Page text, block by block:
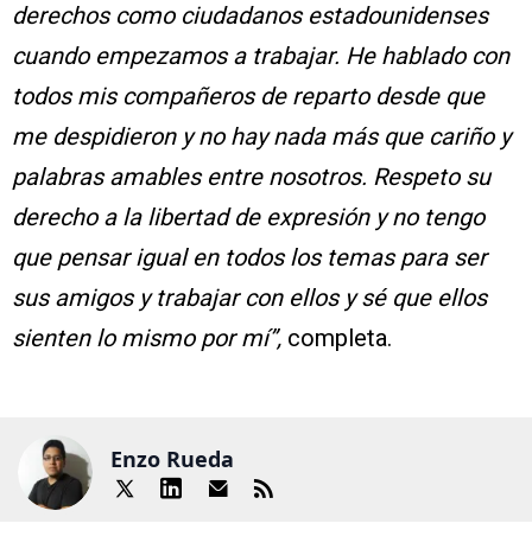
derechos como ciudadanos estadounidenses
cuando empezamos a trabajar. He hablado con
todos mis compañeros de reparto desde que
me despidieron y no hay nada más que cariño y
palabras amables entre nosotros. Respeto su
derecho a la libertad de expresión y no tengo
que pensar igual en todos los temas para ser
sus amigos y trabajar con ellos y sé que ellos
sienten lo mismo por mí”, completa.
Enzo Rueda